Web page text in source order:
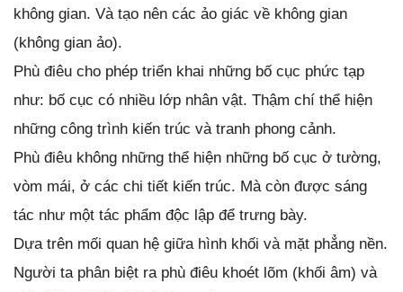
không gian. Và tạo nên các ảo giác về không gian
(không gian ảo).
Phù điêu cho phép triển khai những bố cục phức tạp
như: bố cục có nhiều lớp nhân vật. Thậm chí thể hiện
những công trình kiến trúc và tranh phong cảnh.
Phù điêu không những thể hiện những bố cục ở tường,
vòm mái, ở các chi tiết kiến trúc. Mà còn được sáng
tác như một tác phẩm độc lập để trưng bày.
Dựa trên mối quan hệ giữa hình khối và mặt phẳng nền.
Người ta phân biệt ra phù điêu khoét lõm (khối âm) và